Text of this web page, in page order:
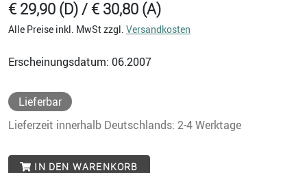
€ 29,90 (D) / € 30,80 (A)
Alle Preise inkl. MwSt zzgl. Versandkosten
Erscheinungsdatum: 06.2007
Lieferbar
Lieferzeit innerhalb Deutschlands: 2-4 Werktage
IN DEN WARENKORB